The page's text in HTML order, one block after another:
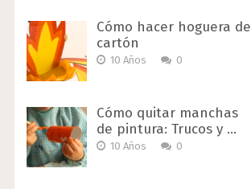
Cómo hacer hoguera de
cartón
10 Años 0
Cómo quitar manchas
de pintura: Trucos y …
10 Años 0